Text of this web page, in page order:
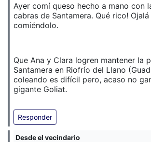
Ayer comí queso hecho a mano con
cabras de Santamera. Qué rico!
comiéndolo.
Que Ana y Clara logren mantener la
Santamera en Riofrío del Llano
coleando es difícil pero, acaso no
gigante Goliat.
Responder
Desde el vecindario